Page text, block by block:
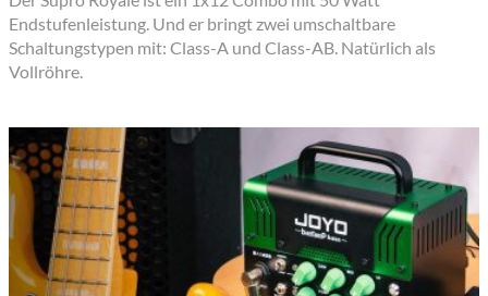
Endstufenleistung. Und er bringt zwei umschaltbare
Schaltungstypen mit: Class-A und Class-AB. Natürlich als
Vollröhre.